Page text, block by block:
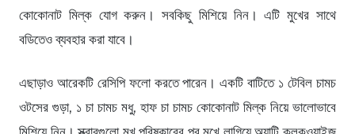
কোকোনাট মিল্ক যোগ করুন। সবকিছু মিশিয়ে নিন। এটি মুখের সাথে
বডিতেও ব্যবহার করা যাবে।
এছাড়াও আরেকটি রেসিপি ফলো করতে পারেন। একটি বাটিতে ১ টেবিল চামচ
ওটসের গুড়া, ১ চা চামচ মধু, হাফ চা চামচ কোকোনাট মিল্ক নিয়ে ভালোভাবে